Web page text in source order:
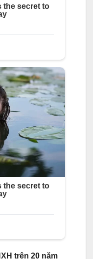
trên 20 năm